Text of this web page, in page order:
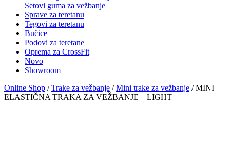
Setovi guma za vežbanje
Sprave za teretanu
Tegovi za teretanu
Bučice
Podovi za teretane
Oprema za CrossFit
Novo
Showroom
Online Shop /Trake za vežbanje /Mini trake za vežbanje / MINI
ELASTIČNA TRAKA ZA VEŽBANJE – LIGHT